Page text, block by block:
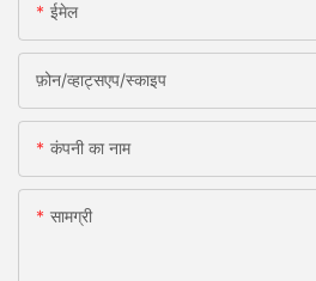
ईमेल
फ़ोन/व्हाट्सएप/स्काइप
कंपनी का नाम
सामग्री